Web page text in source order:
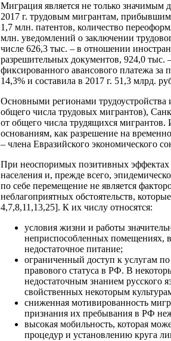
Миграция является не только значимым
2017 г. трудовым мигрантам,
1,7 млн. патентов, количество
млн. уведомлений о заключении
числе 626,3 тыс. – в отношении
разрешительных документов, 924,0 тыс.
фиксированного авансового платежа
14,3% и составила в 2017 г. 51,3 млрд.
Основными регионами трудоустройства
общего числа трудовых мигрантов),
от общего числа трудящихся
основаниям, как разрешение на
– члена Евразийского экономического
При неоспоримых позитивных
населения и, прежде всего,
по себе перемещение не является
неблагоприятных обстоятельств,
4,7,8,11,13,25]. К их числу относятся:
условия жизни и работы
неприспособленных помещениях,
недостаточное питание;
ограниченный доступ к услугам
правового статуса в РФ. В
недостаточным знанием русского
свойственных некоторым
сниженная мотивированность
признания их пребывания в РФ
высокая мобильность, которая
процедур и установлению круга